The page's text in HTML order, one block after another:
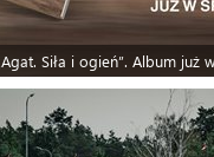
„Agat. Siła i ogień”. Album już